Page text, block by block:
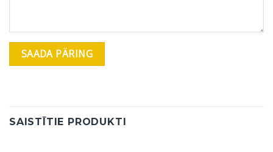
SAISTĪTIE PRODUKTI